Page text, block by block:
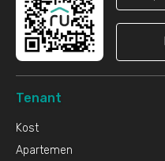
Tenant
Kost
Apartemen